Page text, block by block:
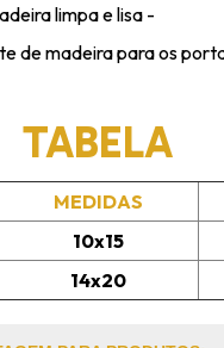
limpa e lisa -
de madeira para os
TABELA
MEDIDAS
10x15
14x20